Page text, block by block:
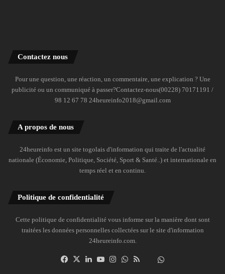
Contactez nous
Pour une question, une réaction, un commentaire, une explication ? Une
publicité ou un communiqué à passer?Contactez-nous(00228) 70171191 /
98 12 67 78 24heureinfo2018@gmail.com
A propos de nous
24heureinfo est un site togolais d'information qui traite de l'actualité
nationale (Économie, Politique, Société, Sport & Santé..) et internationale en
temps réel et en continu.
Politique de confidentialité
Cette politique de confidentialité vous informe sur la manière dont sont
traitées les données personnelles collectées sur le site d'information
24heureinfo.com.
Facebook
X LinkedinYouTubeInstagramWhatsAppDailymotion